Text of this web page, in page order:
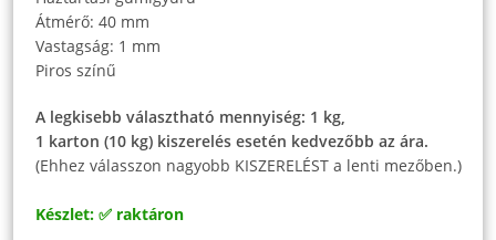
Átmérő: 40 mm
Vastagság: 1 mm
Piros színű
A legkisebb választható mennyiség: 1 kg,
1 karton (10 kg) kiszerelés esetén kedvezőbb az ára.
(Ehhez válasszon nagyobb KISZERELÉST a lenti mezőben.)
Készlet: ✅ raktáron